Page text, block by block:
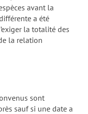
avant la
a été
la totalité des
la relation
sont
sauf si une date a